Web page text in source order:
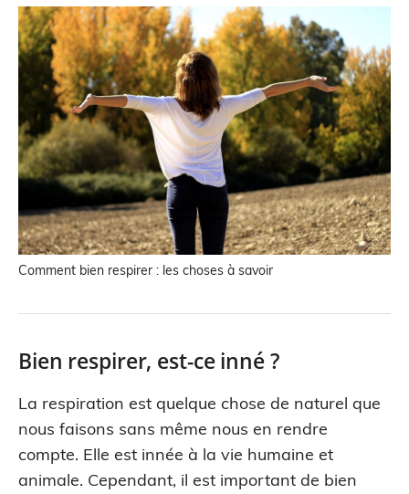
Comment bien respirer : les choses à savoir
Bien respirer, est-ce inné ?
La respiration est quelque chose de naturel que
nous faisons sans même nous en rendre
compte. Elle est innée à la vie humaine et
animale. Cependant, il est important de bien